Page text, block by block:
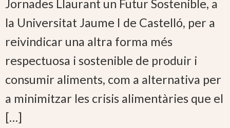
Jornades Llaurant un Futur Sostenible, a
la Universitat Jaume I de Castelló, per a
reivindicar una altra forma més
respectuosa i sostenible de produir i
consumir aliments, com a alternativa per
a minimitzar les crisis alimentàries que el
[…]